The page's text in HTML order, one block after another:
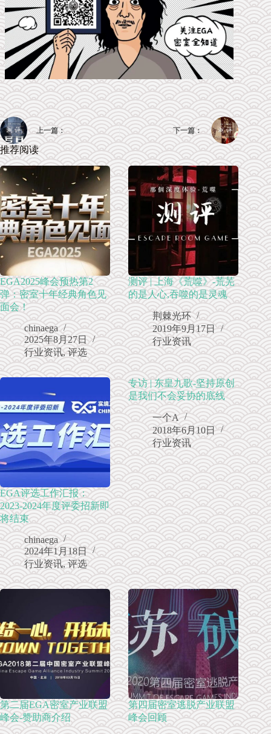
上一篇： 下一篇：
推荐阅读
EGA2025峰会预热第2
弹：密室十年经典角色见
面会！
chinaega
2025年8月27日
行业资讯,评选
测评 | 上海《荒噬》-荒芜
的是人心,吞噬的是灵魂
荆棘光环
2019年9月17日
行业资讯
EGA评选工作汇报：
2023-2024年度评委招新即
将结束
chinaega
2024年1月18日
行业资讯,评选
专访 | 东皇九歌-坚持原创
是我们不会妥协的底线
一个A
2018年6月10日
行业资讯
第二届EGA密室产业联盟
峰会-赞助商介绍
第四届密室逃脱产业联盟
峰会回顾